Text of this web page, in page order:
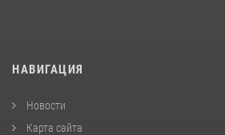
НАВИГАЦИЯ
Новости
Карта сайта